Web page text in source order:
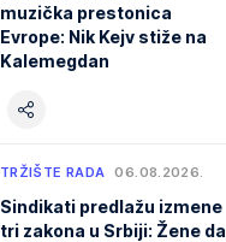
muzička prestonica
Evrope: Nik Kejv stiže na
Kalemegdan
TRŽIŠTE RADA 06.08.2026.
Sindikati predlažu izmene
tri zakona u Srbiji: Žene da